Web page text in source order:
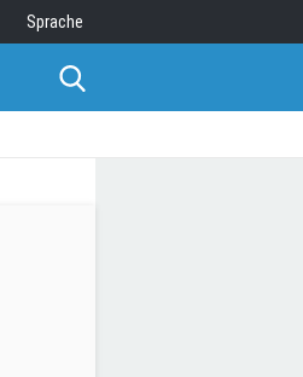
Sprache